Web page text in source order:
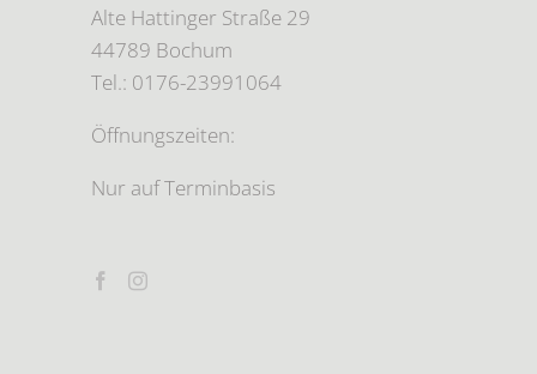
Alte Hattinger Straße 29
44789 Bochum
Tel.: 0176-23991064
Öffnungszeiten:
Nur auf Terminbasis